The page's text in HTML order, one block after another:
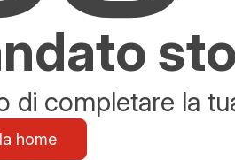
di completare la
home